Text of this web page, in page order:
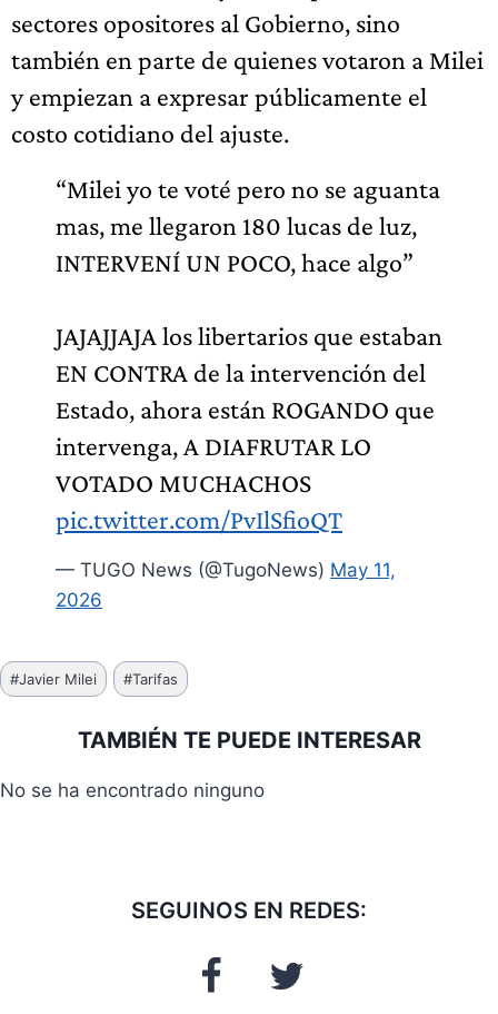
sectores opositores al Gobierno, sino
también en parte de quienes votaron a Milei
y empiezan a expresar públicamente el
costo cotidiano del ajuste.
“Milei yo te voté pero no se aguanta
mas, me llegaron 180 lucas de luz,
INTERVENÍ UN POCO, hace algo”
JAJAJJAJA los libertarios que estaban
EN CONTRA de la intervención del
Estado, ahora están ROGANDO que
intervenga, A DIAFRUTAR LO
VOTADO MUCHACHOS
pic.twitter.com/PvIlSfioQT
— TUGO News (@TugoNews) May 11,
2026
Etiquetas
de
#Javier Milei #Tarifas
TAMBIÉN TE PUEDE INTERESAR
No se ha encontrado ninguno
SEGUINOS EN REDES: